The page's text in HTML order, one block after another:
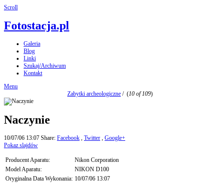
Scroll
Fotostacja.pl
Galeria
Blog
Linki
Szukaj/Archiwum
Kontakt
Menu
Zabytki archeologiczne / (10 of 109)
Naczynie
10/07/06 13:07 Share: Facebook , Twitter , Google+
Pokaz slajdów
Producent Aparatu:
Nikon Corporation
Model Aparatu:
NIKON D100
Oryginalna Data Wykonania: 10/07/06 13:07